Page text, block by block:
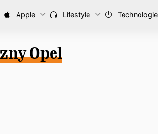
Apple Lifestyle Technologie
Opel